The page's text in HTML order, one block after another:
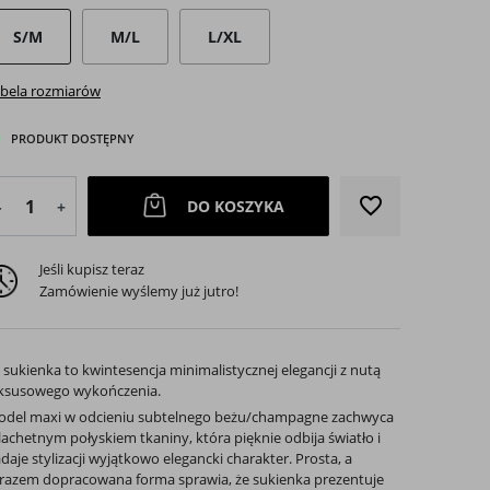
Następny
S/M M/L L/XL
rozmiarów
PRODUKT DOSTĘPNY
+ DO KOSZYKA favorite_border
Jeśli kupisz teraz
Zamówienie wyślemy już jutro!
sukienka to kwintesencja minimalistycznej elegancji z nutą
wykończenia.
maxi w odcieniu subtelnego beżu/champagne zachwyca
połyskiem tkaniny, która pięknie odbija światło i
stylizacji wyjątkowo elegancki charakter. Prosta, a
dopracowana forma sprawia, że sukienka prezentuje